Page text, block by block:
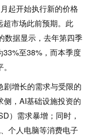
起开始执行新的价格
市场此前预期。此
数据显示，去年第四季
至38%，而本季度
增长的需求与受限的
，AI基础设施投资的
）需求暴增；同时，
个人电脑等消费电子